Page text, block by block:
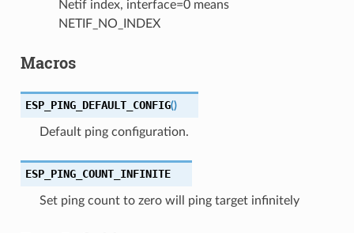
Netif index, interface=0 means
NETIF_NO_INDEX
Macros
ESP_PING_DEFAULT_CONFIG()
Default ping configuration.
ESP_PING_COUNT_INFINITE
Set ping count to zero will ping target infinitely